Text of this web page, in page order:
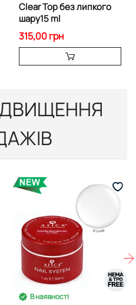
Clear Top без липкого
шару15 ml
315,00 грн
В наявності